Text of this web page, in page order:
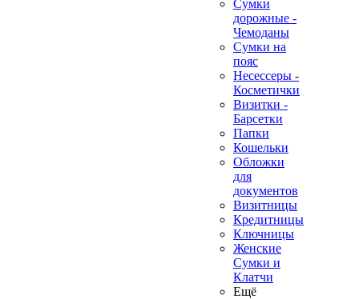
Сумки
дорожные -
Чемоданы
Сумки на
пояс
Несессеры -
Косметички
Визитки -
Барсетки
Папки
Кошельки
Обложки
для
документов
Визитницы
Кредитницы
Ключницы
Женские
Сумки и
Клатчи
Ещё